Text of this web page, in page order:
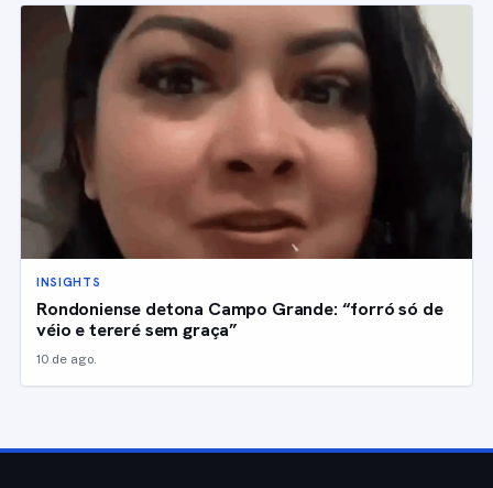
INSIGHTS
Rondoniense detona Campo Grande: “forró só de
véio e tereré sem graça”
10 de ago.